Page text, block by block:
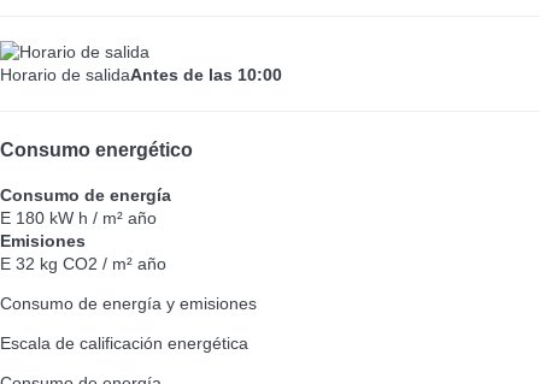
Horario de salidaAntes de las 10:00
Consumo energético
Consumo de energía
E 180 kW h / m² año
Emisiones
E 32 kg CO2 / m² año
Consumo de energía y emisiones
Escala de calificación energética